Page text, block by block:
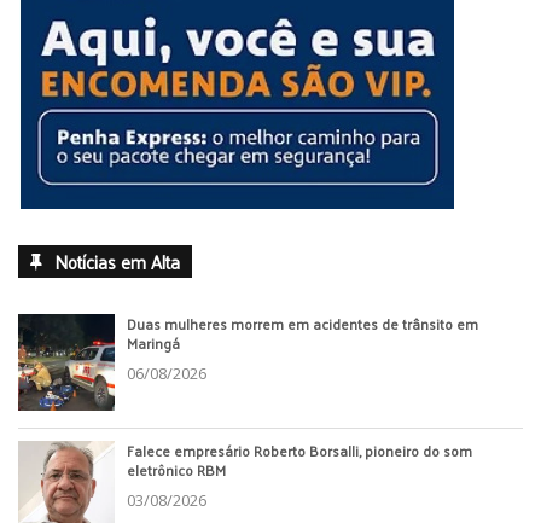
Notícias em Alta
Duas mulheres morrem em acidentes de trânsito em
Maringá
06/08/2026
Falece empresário Roberto Borsalli, pioneiro do som
eletrônico RBM
03/08/2026